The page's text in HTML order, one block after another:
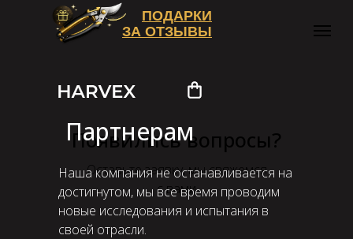
ПОДАРКИ
ЗА ОТЗЫВЫ
Появились вопросы?
Оставьте заявку, мы свяжемся
с вами
Партнерам
Наша компания не останавливается на
достигнутом, мы все время проводим
новые исследования и испытания в
своей отрасли.